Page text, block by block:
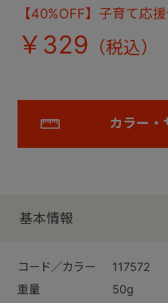
【40%OFF】子育て応
￥329
カラー・
基本情報
コード／カラー
117572
重量
50g